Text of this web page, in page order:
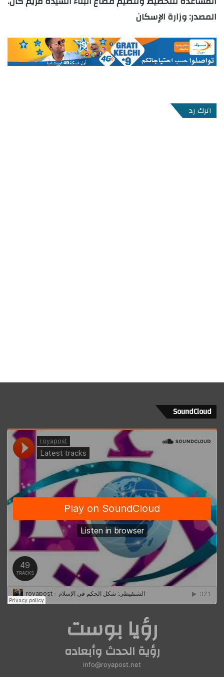
المصدر: وزارة الإسكان
اترك رد
SoundCloud
رؤيا بوست
رؤية الحدث وأبعاده
info@royapost.net